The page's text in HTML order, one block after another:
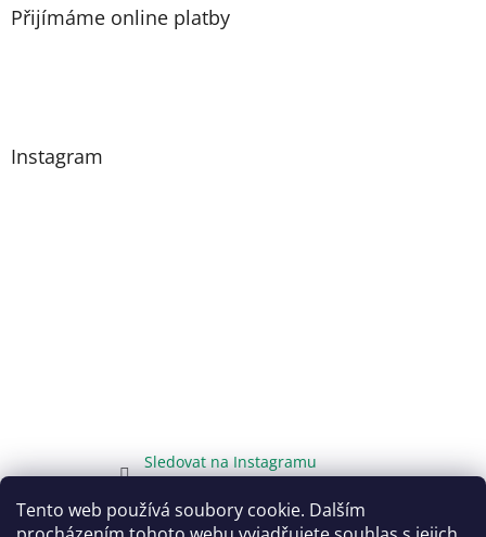
Tento web používá soubory cookie. Dalším
Přijímáme online platby
Instagram
Sledovat na Instagramu